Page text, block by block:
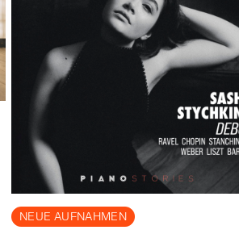
NEUE AUFNAHMEN